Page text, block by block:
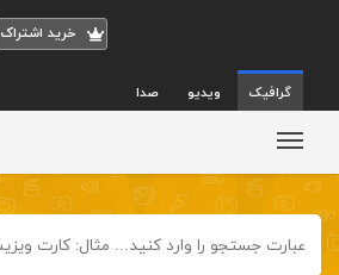
خريد اشتراک
گرافیک ویدیو صدا